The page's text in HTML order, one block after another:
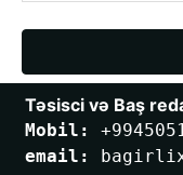
Təsisci və Baş
Mobil:
email: